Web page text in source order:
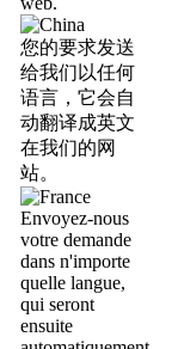
您的要求发送
给我们以任何
语言，它会自
动翻译成英文
在我们的网
站。
Envoyez-nous
votre demande
dans n'importe
quelle langue,
qui seront
ensuite